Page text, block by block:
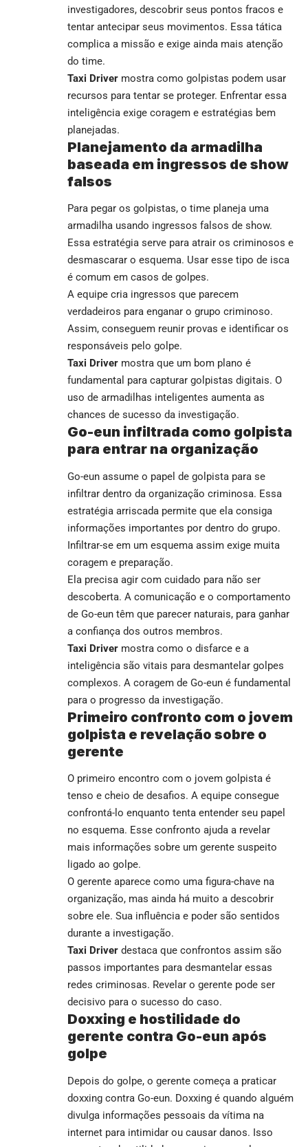
investigadores, descobrir seus pontos fracos e
tentar antecipar seus movimentos. Essa tática
complica a missão e exige ainda mais atenção
do time.
Taxi Driver mostra como golpistas podem usar
recursos para tentar se proteger. Enfrentar essa
inteligência exige coragem e estratégias bem
planejadas.
Planejamento da armadilha
baseada em ingressos de show
falsos
Para pegar os golpistas, o time planeja uma
armadilha usando ingressos falsos de show.
Essa estratégia serve para atrair os criminosos e
desmascarar o esquema. Usar esse tipo de isca
é comum em casos de golpes.
A equipe cria ingressos que parecem
verdadeiros para enganar o grupo criminoso.
Assim, conseguem reunir provas e identificar os
responsáveis pelo golpe.
Taxi Driver mostra que um bom plano é
fundamental para capturar golpistas digitais. O
uso de armadilhas inteligentes aumenta as
chances de sucesso da investigação.
Go-eun infiltrada como golpista
para entrar na organização
Go-eun assume o papel de golpista para se
infiltrar dentro da organização criminosa. Essa
estratégia arriscada permite que ela consiga
informações importantes por dentro do grupo.
Infiltrar-se em um esquema assim exige muita
coragem e preparação.
Ela precisa agir com cuidado para não ser
descoberta. A comunicação e o comportamento
de Go-eun têm que parecer naturais, para ganhar
a confiança dos outros membros.
Taxi Driver mostra como o disfarce e a
inteligência são vitais para desmantelar golpes
complexos. A coragem de Go-eun é fundamental
para o progresso da investigação.
Primeiro confronto com o jovem
golpista e revelação sobre o
gerente
O primeiro encontro com o jovem golpista é
tenso e cheio de desafios. A equipe consegue
confrontá-lo enquanto tenta entender seu papel
no esquema. Esse confronto ajuda a revelar
mais informações sobre um gerente suspeito
ligado ao golpe.
O gerente aparece como uma figura-chave na
organização, mas ainda há muito a descobrir
sobre ele. Sua influência e poder são sentidos
durante a investigação.
Taxi Driver destaca que confrontos assim são
passos importantes para desmantelar essas
redes criminosas. Revelar o gerente pode ser
decisivo para o sucesso do caso.
Doxxing e hostilidade do
gerente contra Go-eun após
golpe
Depois do golpe, o gerente começa a praticar
doxxing contra Go-eun. Doxxing é quando alguém
divulga informações pessoais da vítima na
internet para intimidar ou causar danos. Isso